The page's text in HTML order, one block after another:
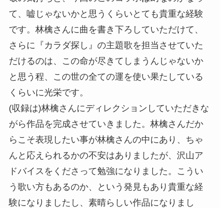
て、嘘じゃないかと思うくらいとても貴重な経験
です。林檎さんに曲を書き下ろしていただけて、
さらに『カラダ探し』の主題歌を担当させていた
だけるのは、この命が尽きてしまうんじゃないか
と思う程、この世の全ての運を使い果たしている
くらいに光栄です。
(収録は)林檎さんにディレクションしていただきな
がら作品を完成させていきました。林檎さんだか
らこそ表現したい事が林檎さんの中にあり、ちゃ
んと応えられるかの不安はありましたが、沢山ア
ドバイスをくださって勉強になりました。こうい
う歌い方もあるのか、という発見もあり貴重な経
験になりましたし、素晴らしい作品になりまし